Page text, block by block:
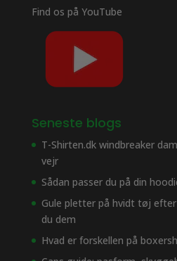
Find os på YouTube
Seneste blogs
T-Shirten.dk windbreaker
vejr
Sådan passer du på din
Gule pletter på hvidt tøj efter
du dem
Hvad er forskellen på